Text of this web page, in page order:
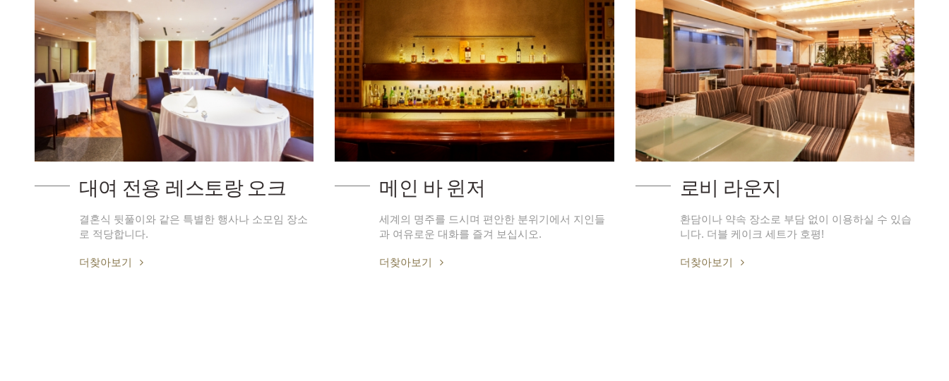
대여 전용 레스토랑 오크
결혼식 뒷풀이와 같은 특별한 행사나 소모임 장소
로 적당합니다.
더찾아보기
메인 바 윈저
세계의 명주를 드시며 편안한 분위기에서 지인들
과 여유로운 대화를 즐겨 보십시오.
더찾아보기
로비 라운지
환담이나 약속 장소로 부담 없이 이용하실 수 있습
니다. 더블 케이크 세트가 호평!
더찾아보기